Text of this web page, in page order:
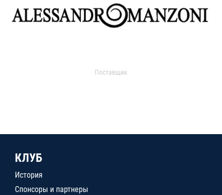
Поставщик
КЛУБ
История
Спонсоры и партнеры